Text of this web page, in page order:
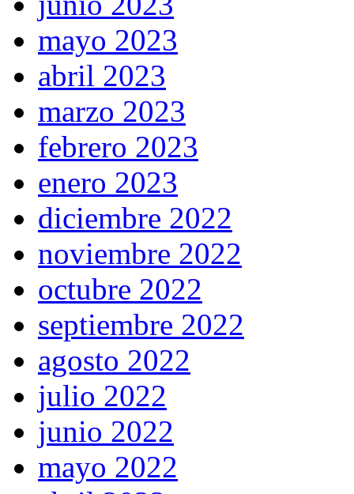
mayo 2023
abril 2023
marzo 2023
febrero 2023
enero 2023
diciembre 2022
noviembre 2022
octubre 2022
septiembre 2022
agosto 2022
julio 2022
junio 2022
mayo 2022